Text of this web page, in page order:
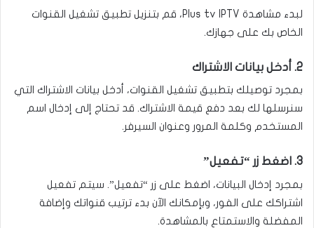
لبدء مشاهدة Plus tv IPTV، قم بتنزيل تطبيق تشغيل القنوات
الخاص بك على جهازك.
2. أدخل بيانات الاشتراك
بمجرد توصيلك بتطبيق تشغيل القنوات، أدخل بيانات الاشتراك التي
سنرسلها لك بعد دفع قيمة الاشتراك. قد تحتاج إلى إدخال اسم
المستخدم وكلمة المرور وعنوان السيرفر.
3. اضغط زر “تفعيل”
بمجرد إدخال البيانات، اضغط على زر “تفعيل”. سيتم تفعيل
اشتراكك على الفور، وبإمكانك الآن بدء ترتيب قنواتك وإضافة
المفضلة والاستمتاع بالمشاهدة.